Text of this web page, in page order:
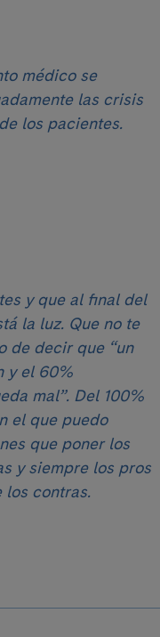
médico se
las crisis
los pacientes.
y que al final del
la luz. Que no te
de decir que “un
y el 60%
mal”. Del 100%
el que puedo
que poner los
y siempre los pros
los contras.